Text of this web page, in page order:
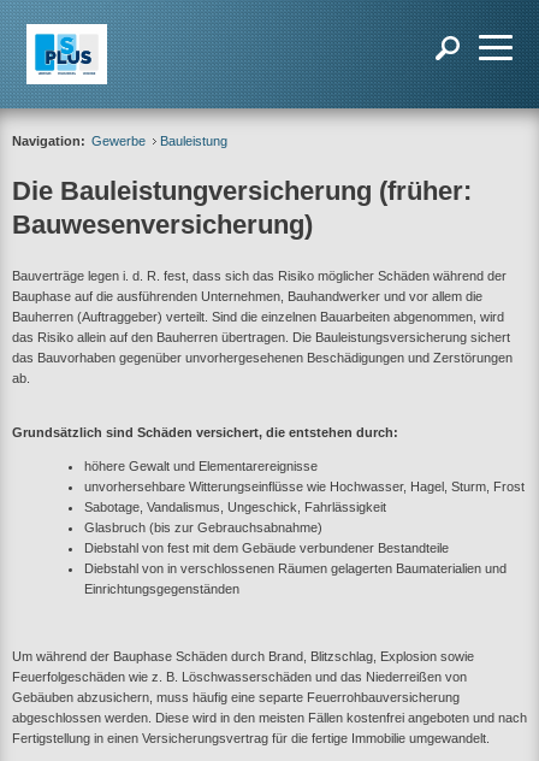
Navigation: Gewerbe Bauleistung
Die Bauleistungversicherung (früher:
Bauwesenversicherung)
Bauverträge legen i. d. R. fest, dass sich das Risiko möglicher Schäden während der
Bauphase auf die ausführenden Unternehmen, Bauhandwerker und vor allem die
Bauherren (Auftraggeber) verteilt. Sind die einzelnen Bauarbeiten abgenommen, wird
das Risiko allein auf den Bauherren übertragen. Die Bauleistungsversicherung sichert
das Bauvorhaben gegenüber unvorhergesehenen Beschädigungen und Zerstörungen
ab.
Grundsätzlich sind Schäden versichert, die entstehen durch:
höhere Gewalt und Elementarereignisse
unvorhersehbare Witterungseinflüsse wie Hochwasser, Hagel, Sturm, Frost
Sabotage, Vandalismus, Ungeschick, Fahrlässigkeit
Glasbruch (bis zur Gebrauchsabnahme)
Diebstahl von fest mit dem Gebäude verbundener Bestandteile
Diebstahl von in verschlossenen Räumen gelagerten Baumaterialien und
Einrichtungsgegenständen
Um während der Bauphase Schäden durch Brand, Blitzschlag, Explosion sowie
Feuerfolgeschäden wie z. B. Löschwasserschäden und das Niederreißen von
Gebäuben abzusichern, muss häufig eine separte Feuerrohbauversicherung
abgeschlossen werden. Diese wird in den meisten Fällen kostenfrei angeboten und nach
Fertigstellung in einen Versicherungsvertrag für die fertige Immobilie umgewandelt.